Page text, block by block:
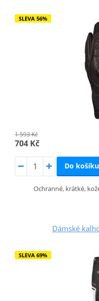
SLEVA 56%
1 593 Kč
704 Kč
Do košíku
Ochranné, krátké,
Dámské
SLEVA 69%